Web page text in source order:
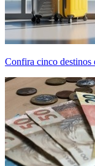
Confira cinco destinos